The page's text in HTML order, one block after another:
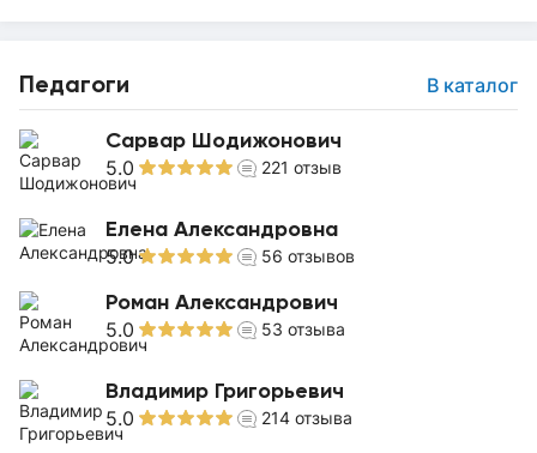
Педагоги В каталог
Сарвар Шодижонович
5.0 221 отзыв
Елена Александровна
5.0 56 отзывов
Роман Александрович
5.0 53 отзыва
Владимир Григорьевич
5.0 214 отзыва